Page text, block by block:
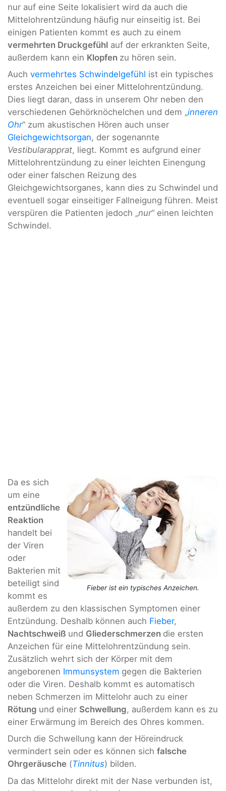
nur auf eine Seite lokalisiert wird da auch die
Mittelohrentzündung häufig nur einseitig ist. Bei
einigen Patienten kommt es auch zu einem
vermehrten Druckgefühl auf der erkrankten Seite,
außerdem kann ein Klopfen zu hören sein.
Auch vermehrtes Schwindelgefühl ist ein typisches
erstes Anzeichen bei einer Mittelohrentzündung.
Dies liegt daran, dass in unserem Ohr neben den
verschiedenen Gehörknöchelchen und dem „inneren
Ohr“ zum akustischen Hören auch unser
Gleichgewichtsorgan, der sogenannte
Vestibularapprat, liegt. Kommt es aufgrund einer
Mittelohrentzündung zu einer leichten Einengung
oder einer falschen Reizung des
Gleichgewichtsorganes, kann dies zu Schwindel und
eventuell sogar einseitiger Fallneigung führen. Meist
verspüren die Patienten jedoch „nur“ einen leichten
Schwindel.
Fieber ist ein typisches Anzeichen.
Da es sich
um eine
entzündliche
Reaktion
handelt bei
der Viren
oder
Bakterien mit
beteiligt sind
kommt es
außerdem zu den klassischen Symptomen einer
Entzündung. Deshalb können auch Fieber,
Nachtschweiß und Gliederschmerzen die ersten
Anzeichen für eine Mittelohrentzündung sein.
Zusätzlich wehrt sich der Körper mit dem
angeborenen Immunsystem gegen die Bakterien
oder die Viren. Deshalb kommt es automatisch
neben Schmerzen im Mittelohr auch zu einer
Rötung und einer Schwellung, außerdem kann es zu
einer Erwärmung im Bereich des Ohres kommen.
Durch die Schwellung kann der Höreindruck
vermindert sein oder es können sich falsche
Ohrgeräusche (Tinnitus) bilden.
Da das Mittelohr direkt mit der Nase verbunden ist,